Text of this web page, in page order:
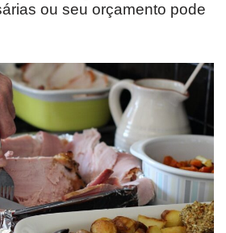
ou seu orçamento pode